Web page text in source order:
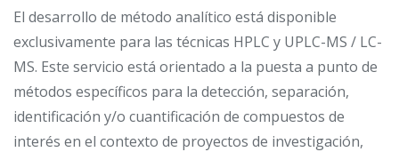
El desarrollo de método analítico está disponible
exclusivamente para las técnicas HPLC y UPLC-MS / LC-
MS. Este servicio está orientado a la puesta a punto de
métodos específicos para la detección, separación,
identificación y/o cuantificación de compuestos de
interés en el contexto de proyectos de investigación,